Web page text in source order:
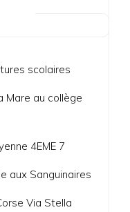
scolaires
Mare au collège
4EME 7
aux Sanguinaires
Via Stella